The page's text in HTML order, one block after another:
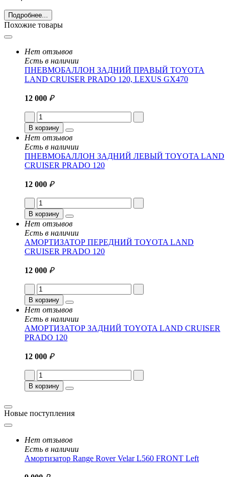
Подробнее...
Похожие товары
Нет отзывов
Есть в наличии
ПНЕВМОБАЛЛОН ЗАДНИЙ ПРАВЫЙ TOYOTA
LAND CRUISER PRADO 120, LEXUS GX470
12 000 ₽
В корзину
Нет отзывов
Есть в наличии
ПНЕВМОБАЛЛОН ЗАДНИЙ ЛЕВЫЙ TOYOTA LAND
CRUISER PRADO 120
12 000 ₽
В корзину
Нет отзывов
Есть в наличии
АМОРТИЗАТОР ПЕРЕДНИЙ TOYOTA LAND
CRUISER PRADO 120
12 000 ₽
В корзину
Нет отзывов
Есть в наличии
АМОРТИЗАТОР ЗАДНИЙ TOYOTA LAND CRUISER
PRADO 120
12 000 ₽
В корзину
Новые поступления
Нет отзывов
Есть в наличии
Амортизатор Range Rover Velar L560 FRONT Left